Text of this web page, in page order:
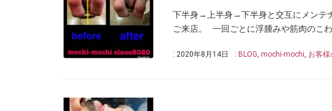
下半身→上半身→下半身と交互にメンテ
ご来店。 一回ごとに浮腫みや筋肉のこ
: 2020年8月14日 : BLOG mochi-mochi お客様